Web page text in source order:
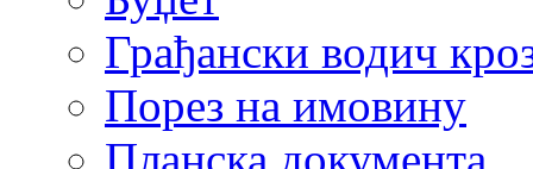
Грађански водич
Порез на имовину
Планска документа